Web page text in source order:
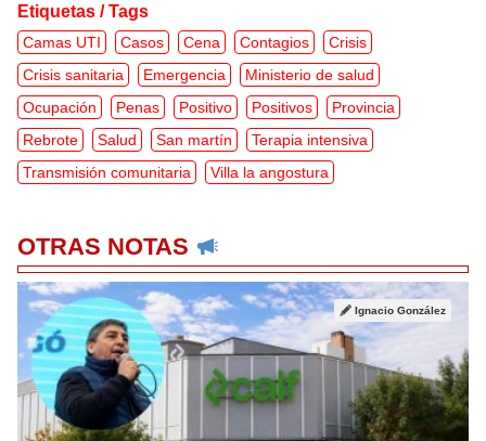
Etiquetas / Tags
Camas UTI Casos Cena Contagios
Crisis
Crisis sanitaria
Emergencia
Ministerio de salud
Ocupación
Penas Positivo Positivos
Provincia
Rebrote
Salud San martín
Terapia intensiva
Transmisión comunitaria
Villa la angostura
OTRAS NOTAS
Ignacio González